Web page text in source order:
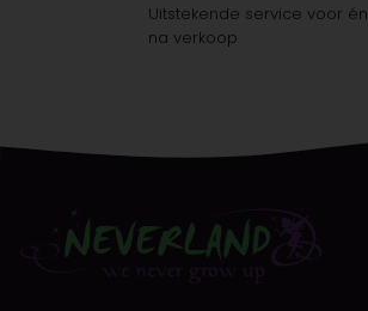
Uitstekende service voor én
na verkoop